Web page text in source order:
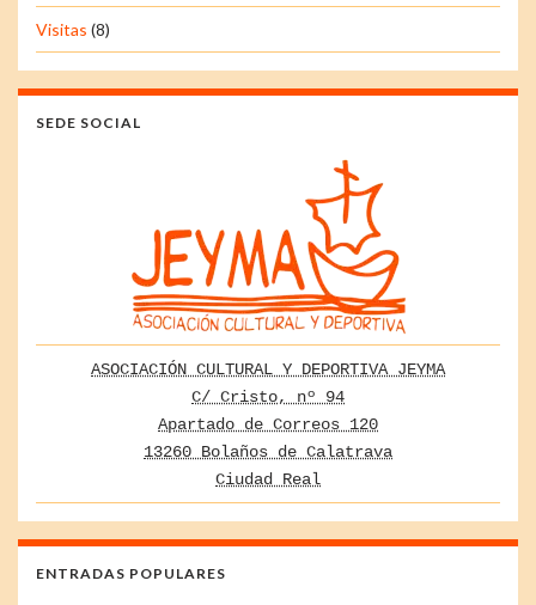
Visitas (8)
SEDE SOCIAL
ASOCIACIÓN CULTURAL Y DEPORTIVA JEYMA
C/ Cristo, nº 94
Apartado de Correos 120
13260 Bolaños de Calatrava
Ciudad Real
ENTRADAS POPULARES